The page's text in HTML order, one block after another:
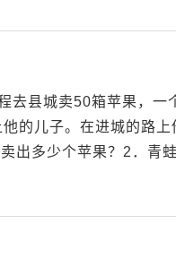
去县城卖50箱苹果，一
的儿子。在进城的路上
出多少个苹果？2．青